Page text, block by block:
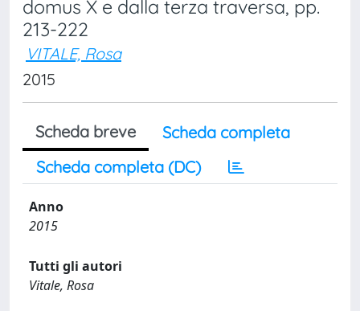
domus X e dalla terza traversa, pp.
213-222
VITALE, Rosa
2015
Scheda breve
Scheda completa
Scheda completa (DC)
Anno
2015
Tutti gli autori
Vitale, Rosa